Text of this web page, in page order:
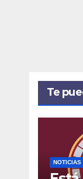
Te
NOTICIAS